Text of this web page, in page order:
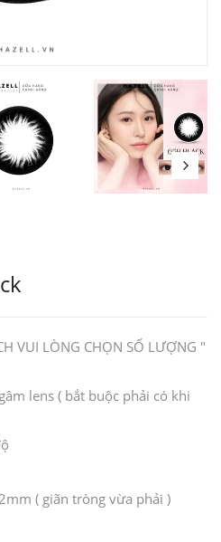
VUI LÒNG CHỌN SỐ LƯỢNG "
lens ( bắt buộc phải có khi
( giãn tròng vừa phải )